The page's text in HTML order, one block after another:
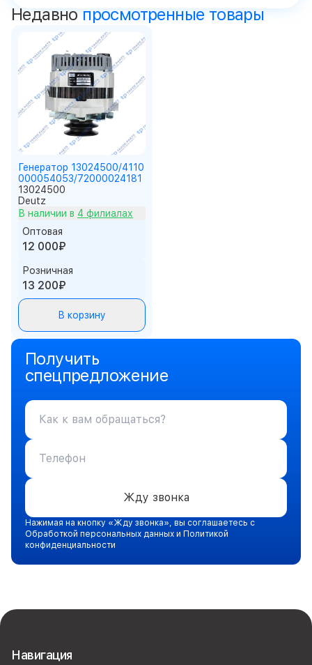
Недавно просмотренные товары
Генератор 13024500/4110
000054053/72000024181
13024500
Deutz
В наличии в 4 филиалах
Оптовая
12 000₽
Розничная
13 200₽
В корзину
Получить
спецпредложение
Жду звонка
Нажимая на кнопку «Жду звонка», вы соглашаетесь с
Обработкой персональных данных и Политикой
конфиденциальности
Навигация